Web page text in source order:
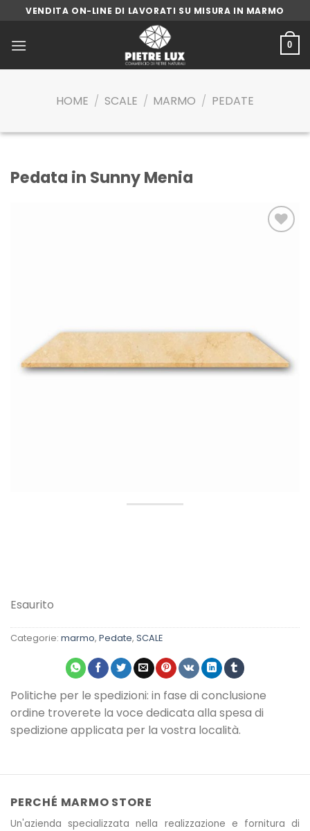
content
VENDITA ON-LINE DI LAVORATI SU MISURA IN MARMO
0
HOME / SCALE / MARMO / PEDATE
Pedata in Sunny Menia
Esaurito
Categorie: marmo, Pedate, SCALE
Politiche per le spedizioni: in fase di conclusione
ordine troverete la voce dedicata alla spesa di
spedizione applicata per la vostra località.
PERCHÉ MARMO STORE
Un'azienda specializzata nella realizzazione e fornitura di